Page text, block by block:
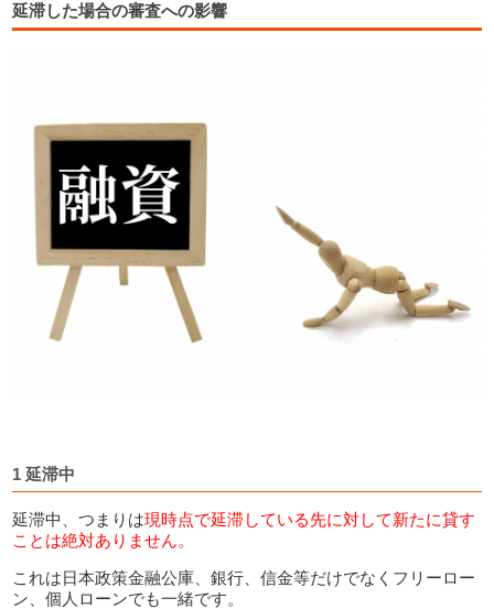
延滞した場合の審査への影響
1 延滞中
延滞中、つまりは現時点で延滞している先に対して新たに貸す
ことは絶対ありません。
これは日本政策金融公庫、銀行、信金等だけでなくフリーロー
ン、個人ローンでも一緒です。